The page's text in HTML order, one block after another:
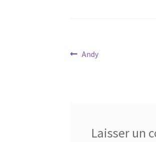
Navigation
Article
Andy
Laisser un